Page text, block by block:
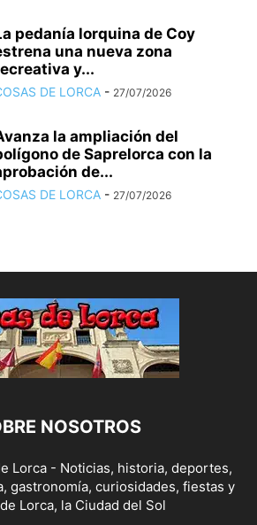
pedanía lorquina de Coy
una nueva zona
y...
DE LORCA - 27/07/2026
la ampliación del
de Saprelorca con la
de...
DE LORCA - 27/07/2026
NOSOTROS
Lorca - Noticias, historia, deportes,
gastronomía, curiosidades, fiestas y
Lorca, la Ciudad del Sol